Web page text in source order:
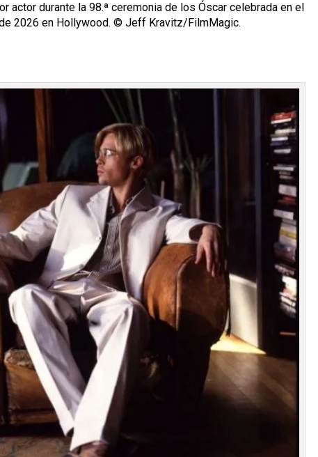
actor durante la 98.ª ceremonia de los Óscar celebrada en el
2026 en Hollywood. © Jeff Kravitz/FilmMagic.